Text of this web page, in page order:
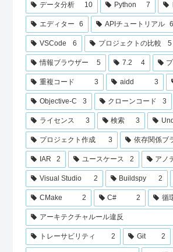
データ分析 10 Python 7
エディター 6 APIチュートリアル 6
VSCode 6 プロジェクトの比較 5
情報ブラウザー 5 7.2 4
重複コード 3 aidd 3
Objective-C 3 クローンコード 3
ライセンス 3 検索 3
プロジェクト作成 3 依存関係ブ
IAR 2 ユースケース 2 アノ
Visual Studio 2 Buildspy 2
CMake 2 C# 2 循
アーキテクチャルール違反
トレーサビリティ 2 Git 2